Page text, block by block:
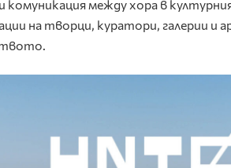
комуникация между хора в
на творци, куратори, галерии и